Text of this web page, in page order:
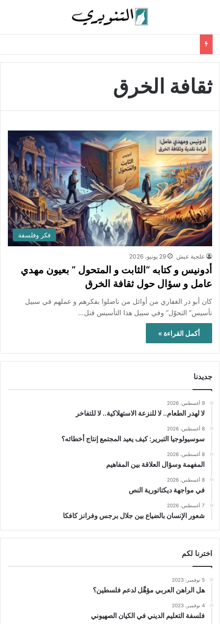
ثقافة الخرق
فكر وفلسفة
علجية عيش 29 يونيو، 2026
أدونيس و كتابه “الثابت و المتحول ” بعيون مهدي
عامل و سؤال حول ثقافة الخرق
كان أبو ذر الغفاري من أوائل من ناضلوا بفكرهم و عملهم في سبيل
تأسيس” التحوّل” وفي سبيل هذا التأسيس قتل…
أكمل القراءة »
جديدنا
9 أغسطس، 2026
لا لهدر الطعام.. لا للنزعة الاستهلاكية.. لا للتفاخر
8 أغسطس، 2026
سوسيولوجيا التبرير: كيف يعيد المجتمع إنتاج أخطائه؟
8 أغسطس، 2026
المفهمة وسؤال العلاقة بين المفاهيم
8 أغسطس، 2026
في مواجهة ديكتاتورية النص
7 أغسطس، 2026
شعور الإنسان بالضياع بين جلال برجس وفرانز كافكا
اخترنا لكم
5 نوفمبر، 2023
هل الراهن العربي مؤهَّل لدعم فلسطين؟
4 نوفمبر، 2023
فلسفة التعليم الديني في الكيان الصهيوني